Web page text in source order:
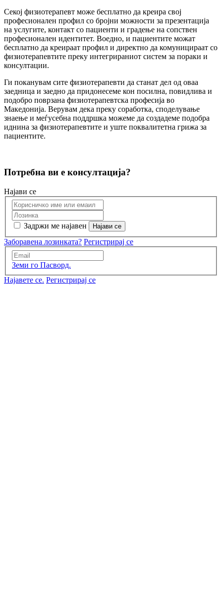
Секој физиотерапевт може бесплатно да креира свој
професионален профил со бројни можности за презентација
на услугите, контакт со пациенти и градење на сопствен
професионален идентитет. Воедно, и пациентите можат
бесплатно да креираат профил и директно да комуницираат со
физиотерапевтите преку интегрираниот систем за пораки и
консултации.
Ги поканувам сите физиотерапевти да станат дел од оваа
заедница и заедно да придонесеме кон посилна, повидлива и
подобро поврзана физиотерапевтска професија во
Македонија. Верувам дека преку соработка, споделување
знаење и меѓусебна поддршка можеме да создадеме подобра
иднина за физиотерапевтите и уште поквалитетна грижа за
пациентите.
Потребна ви е консултација?
Најави се
Задржи ме најавен
Заборавена лозинката? Регистрирај се
Земи го Пасворд.
Најавете се. Регистрирај се